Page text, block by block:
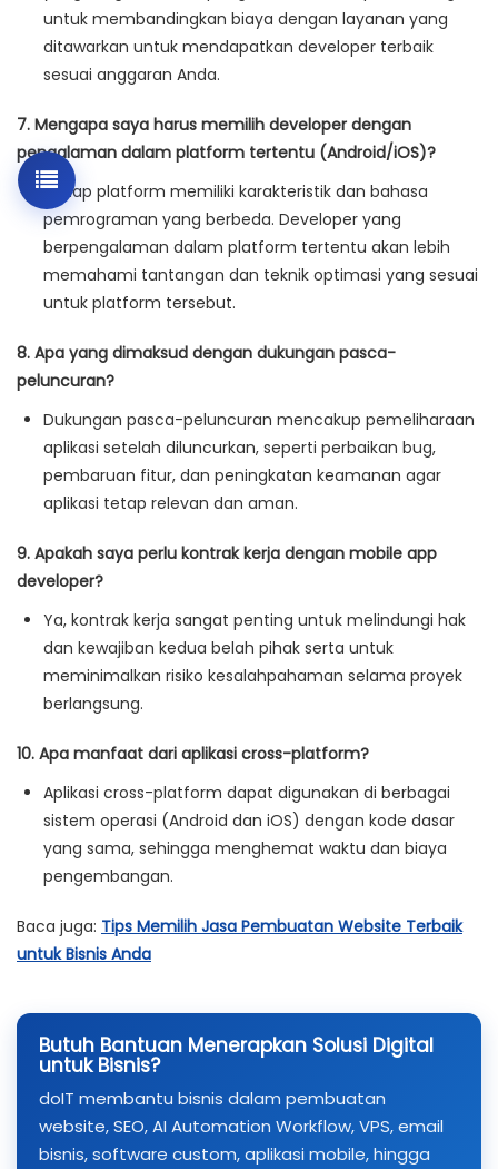
untuk membandingkan biaya dengan layanan yang
ditawarkan untuk mendapatkan developer terbaik
sesuai anggaran Anda.
7. Mengapa saya harus memilih developer dengan
pengalaman dalam platform tertentu (Android/iOS)?
Setiap platform memiliki karakteristik dan bahasa
pemrograman yang berbeda. Developer yang
berpengalaman dalam platform tertentu akan lebih
memahami tantangan dan teknik optimasi yang sesuai
untuk platform tersebut.
8. Apa yang dimaksud dengan dukungan pasca-
peluncuran?
Dukungan pasca-peluncuran mencakup pemeliharaan
aplikasi setelah diluncurkan, seperti perbaikan bug,
pembaruan fitur, dan peningkatan keamanan agar
aplikasi tetap relevan dan aman.
9. Apakah saya perlu kontrak kerja dengan mobile app
developer?
Ya, kontrak kerja sangat penting untuk melindungi hak
dan kewajiban kedua belah pihak serta untuk
meminimalkan risiko kesalahpahaman selama proyek
berlangsung.
10. Apa manfaat dari aplikasi cross-platform?
Aplikasi cross-platform dapat digunakan di berbagai
sistem operasi (Android dan iOS) dengan kode dasar
yang sama, sehingga menghemat waktu dan biaya
pengembangan.
Baca juga: Tips Memilih Jasa Pembuatan Website Terbaik
untuk Bisnis Anda
Butuh Bantuan Menerapkan Solusi Digital
untuk Bisnis?
doIT membantu bisnis dalam pembuatan
website, SEO, AI Automation Workflow, VPS, email
bisnis, software custom, aplikasi mobile, hingga